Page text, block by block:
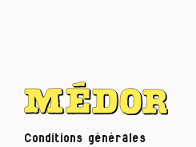
Conditions générales